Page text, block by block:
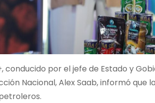
por el jefe de Estado y
Nacional, Alex Saab, informó que